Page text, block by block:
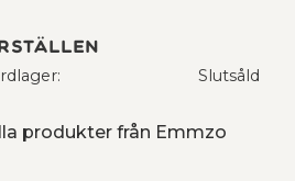
Slutsåld
produkter från Emmzo